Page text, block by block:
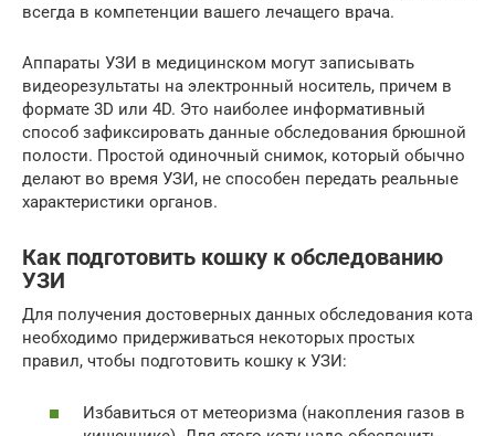
всегда в компетенции вашего лечащего врача.
Аппараты УЗИ в медицинском могут записывать
видеорезультаты на электронный носитель, причем в
формате 3D или 4D. Это наиболее информативный
способ зафиксировать данные обследования брюшной
полости. Простой одиночный снимок, который обычно
делают во время УЗИ, не способен передать реальные
характеристики органов.
Как подготовить кошку к обследованию
УЗИ
Для получения достоверных данных обследования кота
необходимо придерживаться некоторых простых
правил, чтобы подготовить кошку к УЗИ:
Избавиться от метеоризма (накопления газов в